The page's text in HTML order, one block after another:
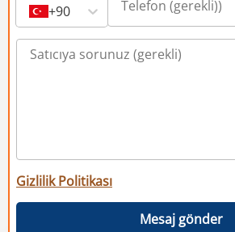
+90
Gizlilik Politikası
Mesaj gönder